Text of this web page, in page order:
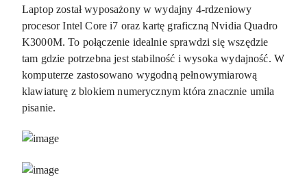
Laptop został wyposażony w wydajny 4-rdzeniowy
procesor Intel Core i7 oraz kartę graficzną Nvidia Quadro
K3000M. To połączenie idealnie sprawdzi się wszędzie
tam gdzie potrzebna jest stabilność i wysoka wydajność. W
komputerze zastosowano wygodną pełnowymiarową
klawiaturę z blokiem numerycznym która znacznie umila
pisanie.